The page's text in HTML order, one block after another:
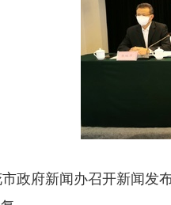
府新闻办召开新闻发布